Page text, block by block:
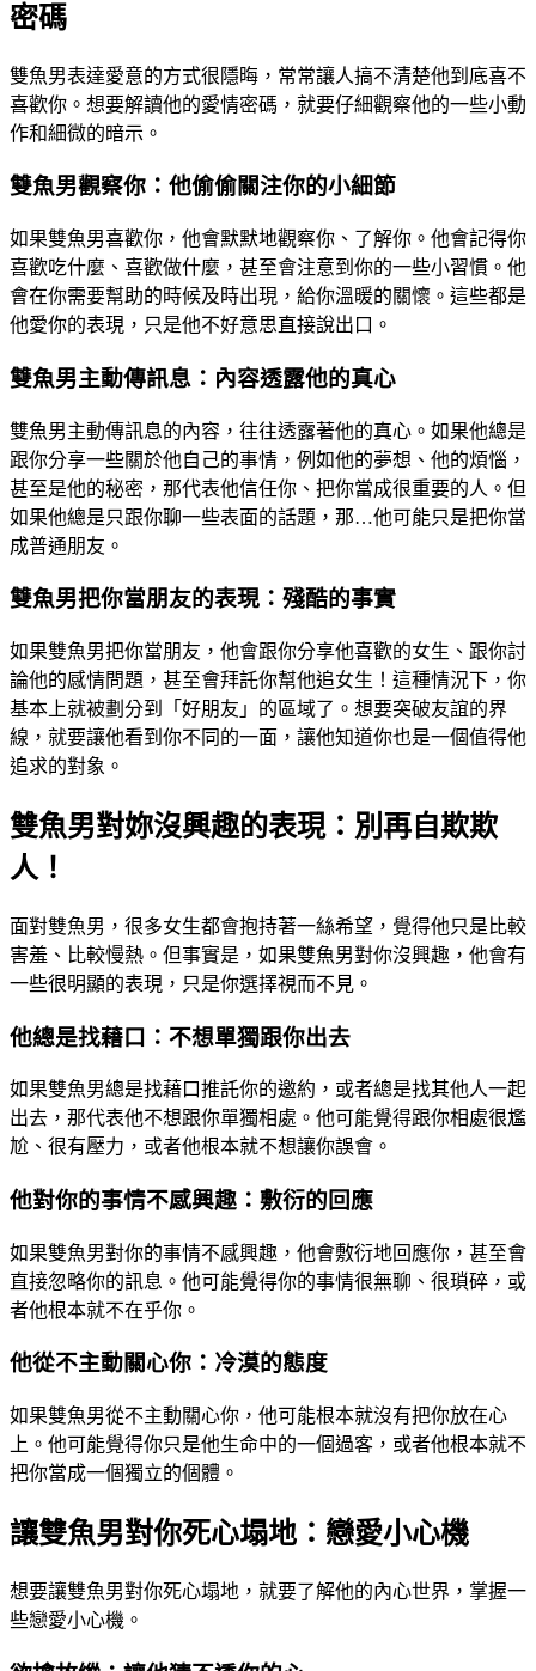
密碼
雙魚男表達愛意的方式很隱晦，常常讓人搞不清楚他到底喜不
喜歡你。想要解讀他的愛情密碼，就要仔細觀察他的一些小動
作和細微的暗示。
雙魚男觀察你：他偷偷關注你的小細節
如果雙魚男喜歡你，他會默默地觀察你、了解你。他會記得你
喜歡吃什麼、喜歡做什麼，甚至會注意到你的一些小習慣。他
會在你需要幫助的時候及時出現，給你溫暖的關懷。這些都是
他愛你的表現，只是他不好意思直接說出口。
雙魚男主動傳訊息：內容透露他的真心
雙魚男主動傳訊息的內容，往往透露著他的真心。如果他總是
跟你分享一些關於他自己的事情，例如他的夢想、他的煩惱，
甚至是他的秘密，那代表他信任你、把你當成很重要的人。但
如果他總是只跟你聊一些表面的話題，那…他可能只是把你當
成普通朋友。
雙魚男把你當朋友的表現：殘酷的事實
如果雙魚男把你當朋友，他會跟你分享他喜歡的女生、跟你討
論他的感情問題，甚至會拜託你幫他追女生！這種情況下，你
基本上就被劃分到「好朋友」的區域了。想要突破友誼的界
線，就要讓他看到你不同的一面，讓他知道你也是一個值得他
追求的對象。
雙魚男對妳沒興趣的表現：別再自欺欺
人！
面對雙魚男，很多女生都會抱持著一絲希望，覺得他只是比較
害羞、比較慢熱。但事實是，如果雙魚男對你沒興趣，他會有
一些很明顯的表現，只是你選擇視而不見。
他總是找藉口：不想單獨跟你出去
如果雙魚男總是找藉口推託你的邀約，或者總是找其他人一起
出去，那代表他不想跟你單獨相處。他可能覺得跟你相處很尷
尬、很有壓力，或者他根本就不想讓你誤會。
他對你的事情不感興趣：敷衍的回應
如果雙魚男對你的事情不感興趣，他會敷衍地回應你，甚至會
直接忽略你的訊息。他可能覺得你的事情很無聊、很瑣碎，或
者他根本就不在乎你。
他從不主動關心你：冷漠的態度
如果雙魚男從不主動關心你，他可能根本就沒有把你放在心
上。他可能覺得你只是他生命中的一個過客，或者他根本就不
把你當成一個獨立的個體。
讓雙魚男對你死心塌地：戀愛小心機
想要讓雙魚男對你死心塌地，就要了解他的內心世界，掌握一
些戀愛小心機。